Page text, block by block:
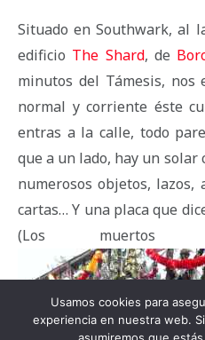
Situado en Southwark, al
edificio The Shard, de
minutos del Támesis, nos
normal y corriente éste
entras a la calle, todo
que a un lado, hay un solar
numerosos objetos, lazos,
cartas… Y una placa que
(Los muertos
Usamos cookies para
experiencia en nuestra web.